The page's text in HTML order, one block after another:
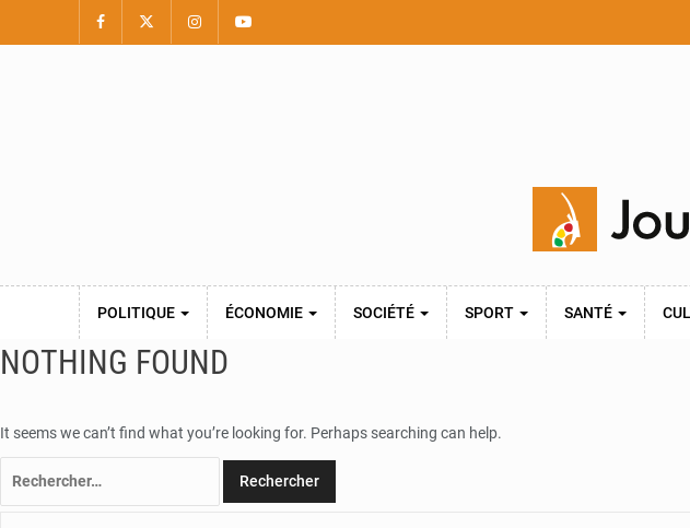
POLITIQUE ÉCONOMIE SOCIÉTÉ SPORT SANTÉ
NOTHING FOUND
It seems we can’t find what you’re looking for. Perhaps searching can help.